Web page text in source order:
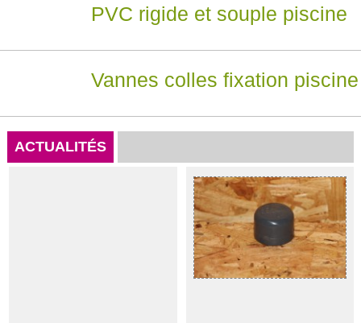
PVC rigide et souple piscine
Vannes colles fixation piscine
ACTUALITÉS